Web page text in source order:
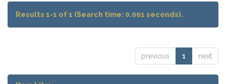
Results 1-1 of 1 (Search time: 0.001 seconds).
previous 1 next